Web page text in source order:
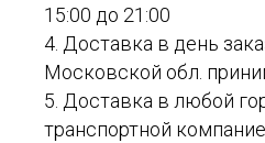
15:00 до 21:00
4. Доставка в день
Московской обл.
5. Доставка в любой
транспортной